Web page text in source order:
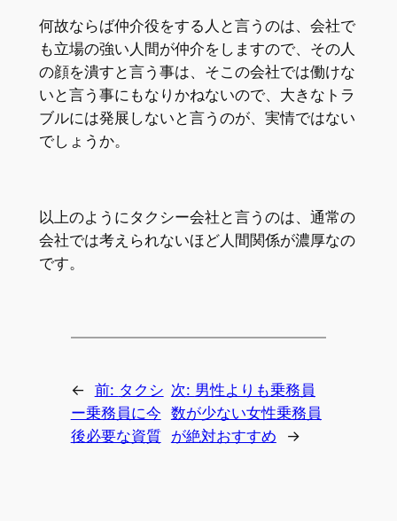
何故ならば仲介役をする人と言うのは、会社で
も立場の強い人間が仲介をしますので、その人
の顔を潰すと言う事は、そこの会社では働けな
いと言う事にもなりかねないので、大きなトラ
ブルには発展しないと言うのが、実情ではない
でしょうか。
以上のようにタクシー会社と言うのは、通常の
会社では考えられないほど人間関係が濃厚なの
です。
← 前: タクシ
ー乗務員に今
後必要な資質
次: 男性よりも乗務員
数が少ない女性乗務員
が絶対おすすめ
→